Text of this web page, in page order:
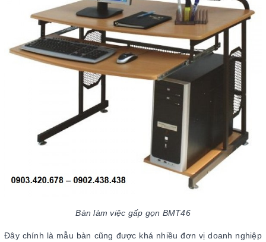
Bàn làm việc gấp gọn BMT46
Đây chính là mẫu bàn cũng được khá nhiều đơn vị doanh nghiệp